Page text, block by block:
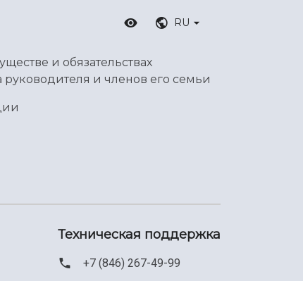
RU
и обязательствах
руководителя и членов его семьи
Техническая поддержка
+7 (846) 267-49-99